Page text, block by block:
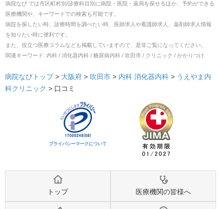
病院なび では市区町村別/診療科目別に病院・医院・薬局を探せるほか、予約ができる
医療機関や、キーワードでの検索も可能です。
病院を探したい時、診療時間を調べたい時、医師求人や看護師求人、薬剤師求人情報
を知りたい時に便利です。
また、役立つ医療コラムなども掲載していますので、是非ご覧になってください。
関連キーワード: 内科 / 消化器内科 / 糖尿病内科 / 吹田市 / クリニック / かかりつけ
病院なびトップ > 大阪府 > 吹田市 > 内科 消化器内科 > うえやま内
科クリニック > 口コミ
プライバシーマークについて
トップ 医療機関の皆様へ